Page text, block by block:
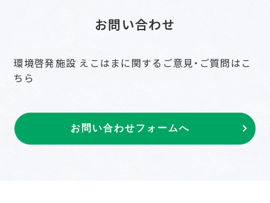
お問い合わせ
環境啓発施設 えこはまに関するご意見・ご質問はこ
ちら
お問い合わせフォームへ